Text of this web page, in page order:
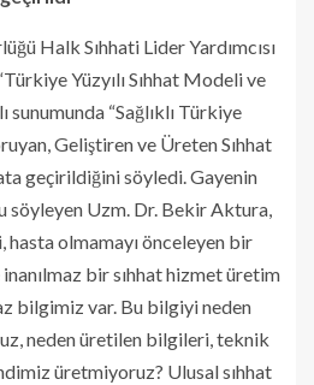
Halk Sıhhati Lider Yardımcısı
Yüzyılı Sıhhat Modeli ve
sunumunda “Sağlıklı Türkiye
Geliştiren ve Üreten Sıhhat
geçirildiğini söyledi. Gayenin
söyleyen Uzm. Dr. Bekir Aktura,
hasta olmamayı önceleyen bir
bir sıhhat hizmet üretim
bilgimiz var. Bu bilgiyi neden
neden üretilen bilgileri, teknik
üretmiyoruz? Ulusal sıhhat